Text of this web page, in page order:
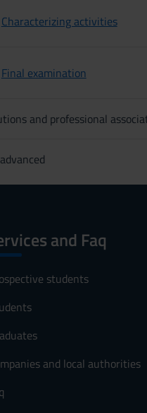
Characterizing activities
Final examination
and professional
advanced
and Faq
students
and local authorities